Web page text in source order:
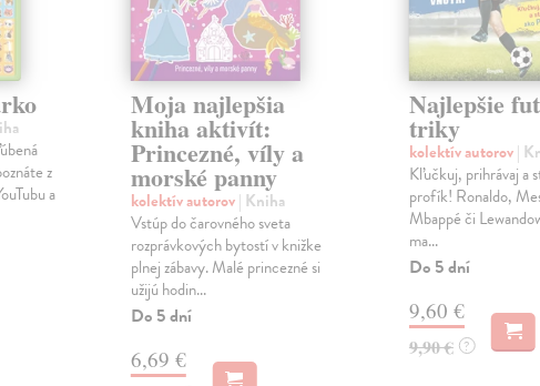
z
a
Moja najlepšia
kniha aktivít:
Princezné, víly a
morské panny
kolektív autorov| Kniha
Vstúp do čarovného sveta
rozprávkových bytostí v knižke
plnej zábavy. Malé princezné si
užijú hodin...
Do 5 dní
6,69 €
Najlepšie
triky
kolektív autorov|
Kľučkuj, prihrávaj a
profík! Ronaldo,
Mbappé či
ma...
Do 5 dní
9,60 €
9,90 € ?